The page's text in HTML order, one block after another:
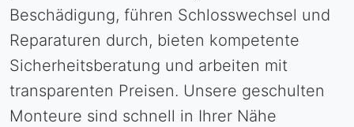
Beschädigung, führen Schlosswechsel und
Reparaturen durch, bieten kompetente
Sicherheitsberatung und arbeiten mit
transparenten Preisen. Unsere geschulten
Monteure sind schnell in Ihrer Nähe